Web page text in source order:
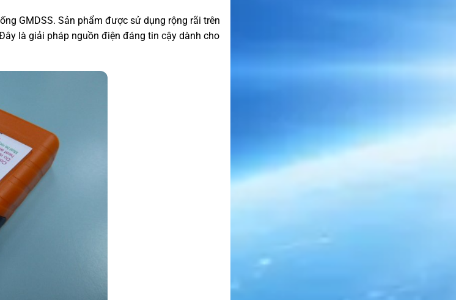
GMDSS. Sản phẩm được sử dụng rộng rãi trên
là giải pháp nguồn điện đáng tin cậy dành cho